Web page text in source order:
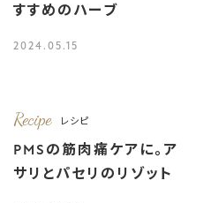
すすめのハーブ
2024.05.15
Recipe レシピ
PMSの筋肉痛ケアに。ア
サリとパセリのリゾット